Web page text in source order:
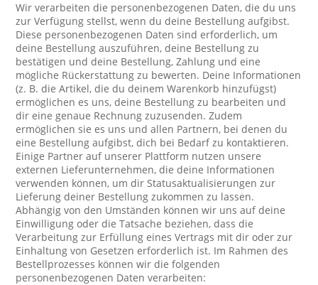
Wir verarbeiten die personenbezogenen Daten, die du uns
zur Verfügung stellst, wenn du deine Bestellung aufgibst.
Diese personenbezogenen Daten sind erforderlich, um
deine Bestellung auszuführen, deine Bestellung zu
bestätigen und deine Bestellung, Zahlung und eine
mögliche Rückerstattung zu bewerten. Deine Informationen
(z. B. die Artikel, die du deinem Warenkorb hinzufügst)
ermöglichen es uns, deine Bestellung zu bearbeiten und
dir eine genaue Rechnung zuzusenden. Zudem
ermöglichen sie es uns und allen Partnern, bei denen du
eine Bestellung aufgibst, dich bei Bedarf zu kontaktieren.
Einige Partner auf unserer Plattform nutzen unsere
externen Lieferunternehmen, die deine Informationen
verwenden können, um dir Statusaktualisierungen zur
Lieferung deiner Bestellung zukommen zu lassen.
Abhängig von den Umständen können wir uns auf deine
Einwilligung oder die Tatsache beziehen, dass die
Verarbeitung zur Erfüllung eines Vertrags mit dir oder zur
Einhaltung von Gesetzen erforderlich ist. Im Rahmen des
Bestellprozesses können wir die folgenden
personenbezogenen Daten verarbeiten: